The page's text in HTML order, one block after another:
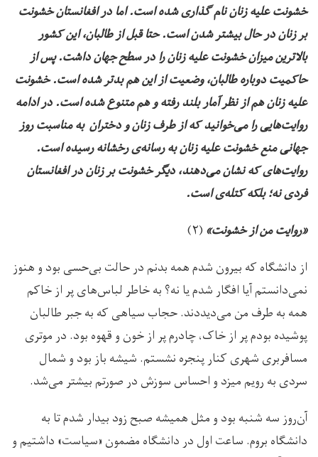
خشونت علیه زنان نام گذاری شده است. اما در افغانستان خشونت
بر زنان در حال بیشتر شدن است. حتا قبل از طالبان، این کشور
بالاترین میزان خشونت علیه زنان را در سطح جهان داشت. پس از
حاکمیت دوباره طالبان، وضعیت از این هم بدتر شده است. خشونت
علیه زنان هم از نظر آمار بلند رفته و هم متنوع شده است. در ادامه
روایت‌هایی را می‌خوانید که از طرف زنان و دختران به مناسبت روز
جهانی منع خشونتعلیه زنانبه رسانه‌ی رخشانه رسیده است.
روایت‌های که نشان می‌دهند، دیگر خشونت بر زنان در افغانستان
فردی نه؛ بلکه کتله‌ی است.
«روایت من از خشونت» (۲)
از دانشگاه که بیرون شدم همه بدنم در حالت بی‌حسی بود و هنوز
نمی‌دانستم آیا افگار شدم یا نه؟ به خاطر لباس‌های پر از خاکم
همه به طرف من می‌دیددند. حجاب سیاهی که به جبر طالبان
پوشیده بودم پر از خاک، چادرم پر از خون و قهوه بود. در موتری
مسافربری شهری کنار پنجره نشستم. شیشه باز بود و شمال
سردی به رویم میزد و احساس سوزش در صورتم بیشتر می‌شد.
آن‌روز سه شنبه بود و مثل همیشه صبح زود بیدار شدم تا به
دانشگاه بروم. ساعت اول در دانشگاه مضمون «سیاست» داشتیم و